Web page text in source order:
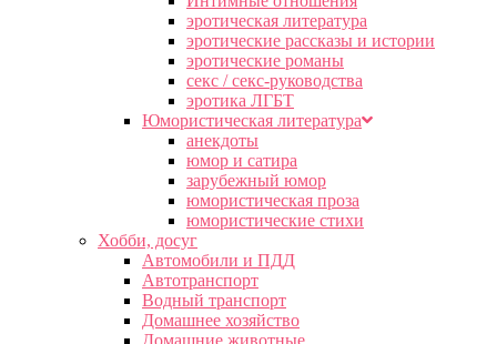
эротическая литература
эротические рассказы и истории
эротические романы
секс / секс-руководства
эротика ЛГБТ
Юмористическая литература
анекдоты
юмор и сатира
зарубежный юмор
юмористическая проза
юмористические стихи
Хобби, досуг
Автомобили и ПДД
Автотранспорт
Водный транспорт
Домашнее хозяйство
Домашние животные